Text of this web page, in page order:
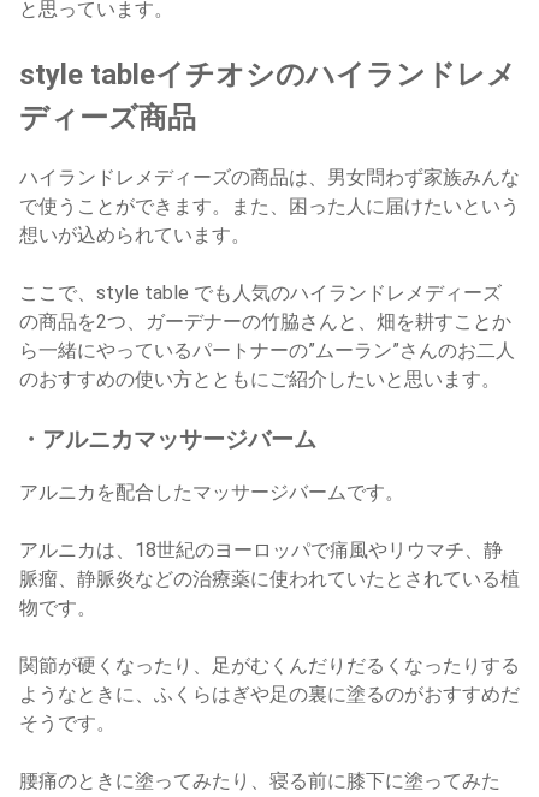
と思っています。
style tableイチオシのハイランドレメ
ディーズ商品
ハイランドレメディーズの商品は、男女問わず家族みんな
で使うことができます。また、困った人に届けたいという
想いが込められています。
ここで、style table でも人気のハイランドレメディーズ
の商品を2つ、ガーデナーの竹脇さんと、畑を耕すことか
ら一緒にやっているパートナーの”ムーラン”さんのお二人
のおすすめの使い方とともにご紹介したいと思います。
・アルニカマッサージバーム
アルニカを配合したマッサージバームです。
アルニカは、18世紀のヨーロッパで痛風やリウマチ、静
脈瘤、静脈炎などの治療薬に使われていたとされている植
物です。
関節が硬くなったり、足がむくんだりだるくなったりする
ようなときに、ふくらはぎや足の裏に塗るのがおすすめだ
そうです。
腰痛のときに塗ってみたり、寝る前に膝下に塗ってみた